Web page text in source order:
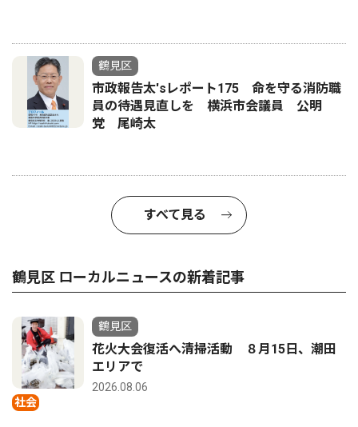
鶴見区
市政報告太'sレポート175 命を守る消防職
員の待遇見直しを 横浜市会議員 公明
党 尾崎太
すべて見る
鶴見区 ローカルニュースの新着記事
社会
鶴見区
花火大会復活へ清掃活動 ８月15日、潮田
エリアで
2026.08.06